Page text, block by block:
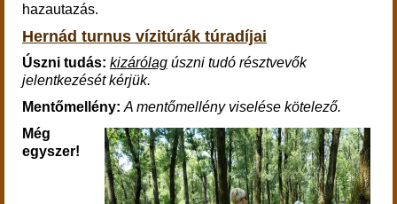
hazautazás.
Hernád turnus vízitúrák túradíjai
Úszni tudás: kizárólag úszni tudó résztvevők
jelentkezését kérjük.
Mentőmellény: A mentőmellény viselése kötelező.
Még
egyszer!